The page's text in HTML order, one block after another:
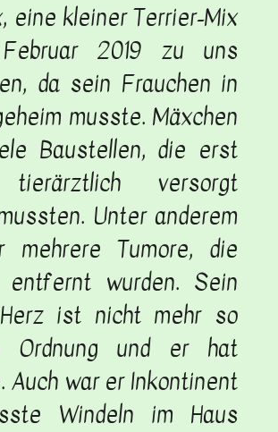
eine kleiner Terrier-Mix
2019 zu uns
da sein Frauchen in
musste. Mäxchen
Baustellen, die erst
versorgt
Unter anderem
mehrere Tumore, die
entfernt wurden. Sein
ist nicht mehr so
Ordnung und er hat
Auch war er Inkontinent
Windeln im Haus